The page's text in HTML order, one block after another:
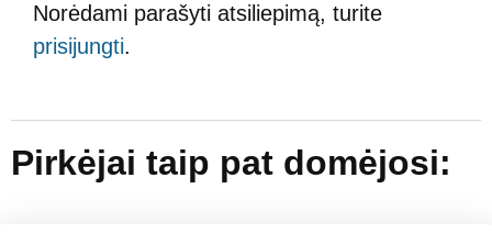
Norėdami parašyti atsiliepimą, turite
prisijungti.
Pirkėjai taip pat domėjosi: